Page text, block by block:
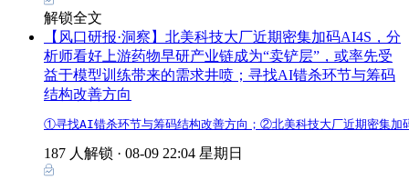
解锁全文
【风口研报·洞察】北美科技大厂近期密集加码AI4S，分
析师看好上游药物早研产业链成为“卖铲层”，或率先受
益于模型训练带来的需求井喷；寻找AI错杀环节与筹码
结构改善方向
①寻找AI错杀环节与筹码结构改善方向；②北美科技大厂近期密集加
187 人解锁 · 08-09 22:04 星期日